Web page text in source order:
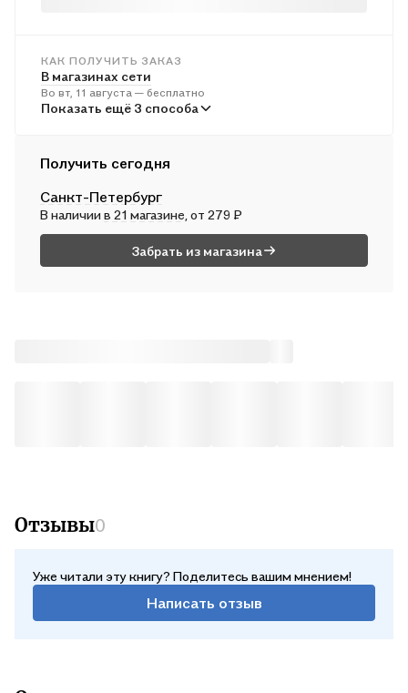
КАК ПОЛУЧИТЬ ЗАКАЗ
В магазинах сети
Во вт, 11 августа — бесплатно
В пунктах выдачи
В ср, 12 августа — от 312 ₽
Почтой России
В чт, 13 августа — от 500 ₽
Показать ещё 3 способа
Получить сегодня
Санкт-Петербург
В наличиив 21 магазине , от 279 ₽
Забрать из магазина
Отзывы0
Уже читали эту книгу? Поделитесь вашим мнением!
Написать отзыв